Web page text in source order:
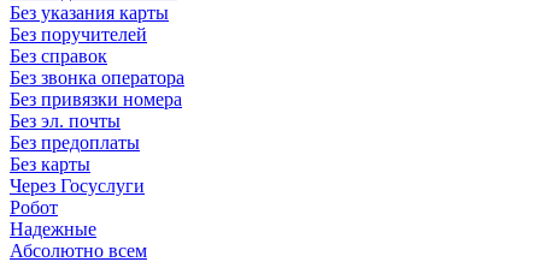
Без указания карты
Без поручителей
Без справок
Без звонка оператора
Без привязки номера
Без эл. почты
Без предоплаты
Без карты
Через Госуслуги
Робот
Надежные
Абсолютно всем